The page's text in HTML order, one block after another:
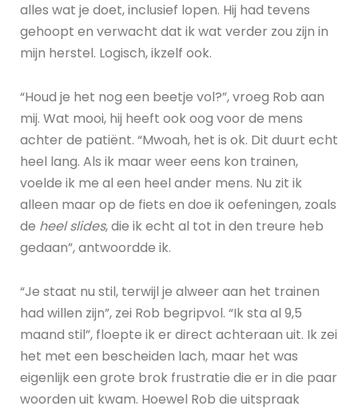
alles wat je doet, inclusief lopen. Hij had tevens
gehoopt en verwacht dat ik wat verder zou zijn in
mijn herstel. Logisch, ikzelf ook.
“Houd je het nog een beetje vol?”, vroeg Rob aan
mij. Wat mooi, hij heeft ook oog voor de mens
achter de patiënt. “Mwoah, het is ok. Dit duurt echt
heel lang. Als ik maar weer eens kon trainen,
voelde ik me al een heel ander mens. Nu zit ik
alleen maar op de fiets en doe ik oefeningen, zoals
de heel slides, die ik echt al tot in den treure heb
gedaan”, antwoordde ik.
“Je staat nu stil, terwijl je alweer aan het trainen
had willen zijn”, zei Rob begripvol. “Ik sta al 9,5
maand stil”, floepte ik er direct achteraan uit. Ik zei
het met een bescheiden lach, maar het was
eigenlijk een grote brok frustratie die er in die paar
woorden uit kwam. Hoewel Rob die uitspraak